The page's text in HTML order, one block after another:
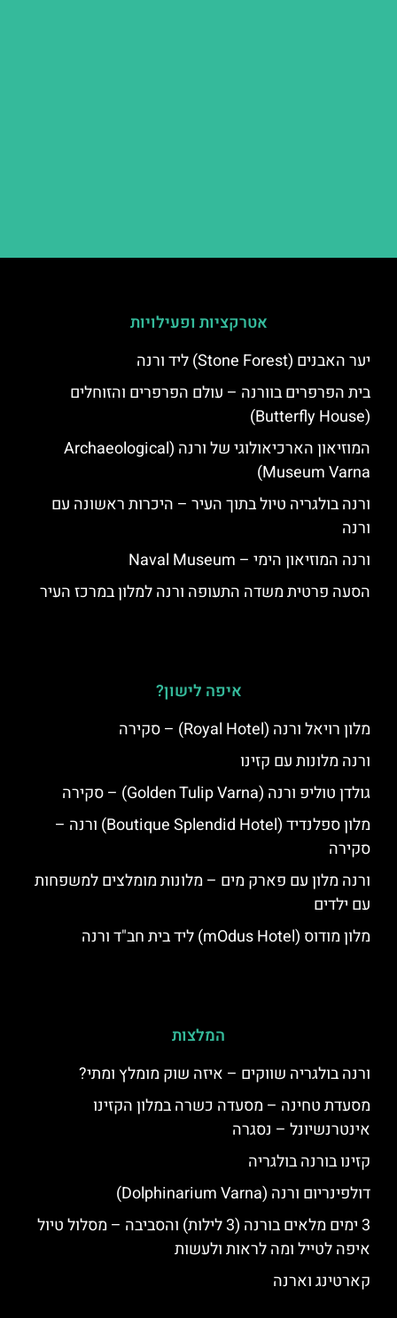
אטרקציות ופעילויות
יער האבנים (Stone Forest) ליד ורנה
בית הפרפרים בוורנה – עולם הפרפרים והזוחלים
(Butterfly House)
המוזיאון הארכיאולוגי של ורנה (Archaeological
Museum Varna)
ורנה בולגריה טיול בתוך העיר – היכרות ראשונה עם
ורנה
ורנה המוזיאון הימי – Naval Museum
הסעה פרטית משדה התעופה ורנה למלון במרכז העיר
איפה לישון?
מלון רויאל ורנה (Royal Hotel) – סקירה
ורנה מלונות עם קזינו
גולדן טוליפ ורנה (Golden Tulip Varna) – סקירה
מלון ספלנדיד (Boutique Splendid Hotel) ורנה –
סקירה
ורנה מלון עם פארק מים – מלונות מומלצים למשפחות
עם ילדים
מלון מודוס (mOdus Hotel) ליד בית חב"ד ורנה
המלצות
ורנה בולגריה שווקים – איזה שוק מומלץ ומתי?
מסעדת טחינה – מסעדה כשרה במלון הקזינו
אינטרנשיונל – נסגרה
קזינו בורנה בולגריה
דולפינריום ורנה (Dolphinarium Varna)
3 ימים מלאים בורנה (3 לילות) והסביבה – מסלול טיול
איפה לטייל ומה לראות ולעשות
קארטינג וארנה